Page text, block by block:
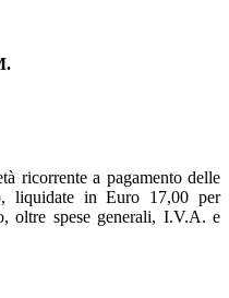
ricorrente a pagamento delle
liquidate in Euro 17,00 per
oltre spese generali, I.V.A. e